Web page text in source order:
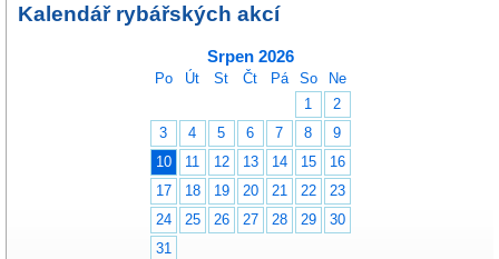
Kalendář rybářských akcí
Srpen 2026
Po Út St Čt Pá So
Ne
1
2
3
4 5 6 7 8
9
10
11 12 13 14 15
16
17
18 19 20 21 22
23
24
25 26 27 28 29
30
31